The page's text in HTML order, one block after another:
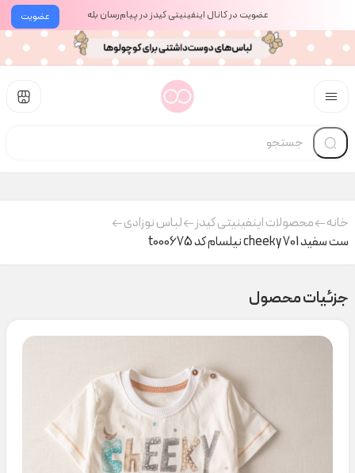
عضویت عضویت در کانال اینفینیتی کیدز در پیام‌رسان بله
خانه محصولات اینفینیتی کیدز
لباس نوزادی
ست سفید cheeky 701 نیلسام کد t000675
جزئیات محصول